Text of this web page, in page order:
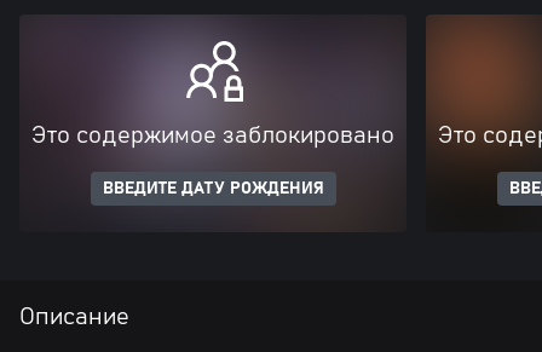
Это содержимое заблокировано
ВВЕДИТЕ ДАТУ РОЖДЕНИЯ
Это
Описание